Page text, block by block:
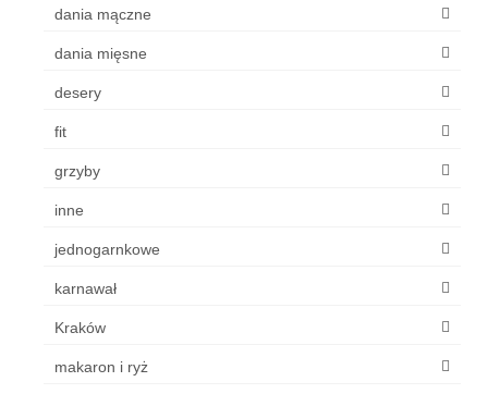
dania mączne
dania mięsne
desery
fit
grzyby
inne
jednogarnkowe
karnawał
Kraków
makaron i ryż